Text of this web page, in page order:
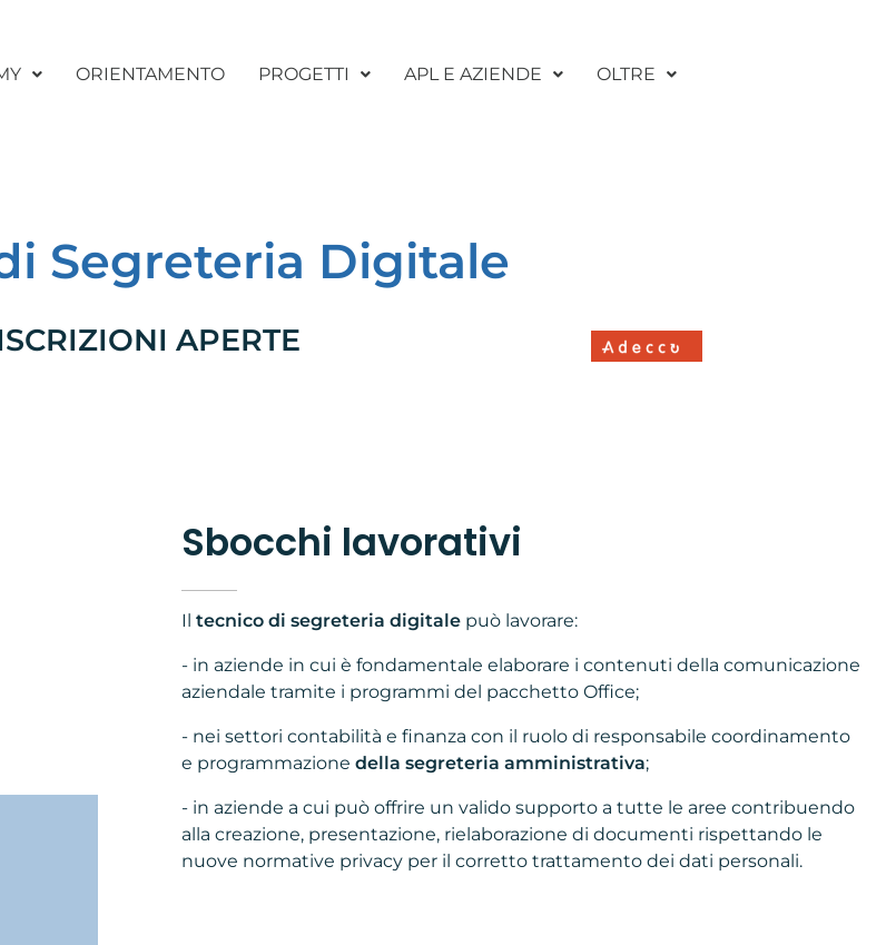
ORIENTAMENTO PROGETTI APL E AZIENDE OLTRE
Segreteria Digitale
APERTE
Sbocchi lavorativi
Il tecnico di segreteria digitale può lavorare:
- in aziende in cui è fondamentale elaborare i contenuti della comunicazione
aziendale tramite i programmi del pacchetto Office;
- nei settori contabilità e finanza con il ruolo di responsabile coordinamento
e programmazione della segreteria amministrativa;
- in aziende a cui può offrire un valido supporto a tutte le aree contribuendo
alla creazione, presentazione, rielaborazione di documenti rispettando le
nuove normative privacy per il corretto trattamento dei dati personali.